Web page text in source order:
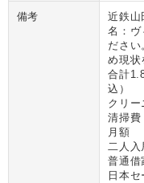
備考
近鉄山
名：ヴ
ださ
め現状
合計
込）
クリ
清掃
月額
二人入
普通借
日本